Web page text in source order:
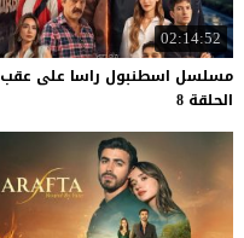
02:14:52
مسلسل اسطنبول راسا على عقب
الحلقة 8